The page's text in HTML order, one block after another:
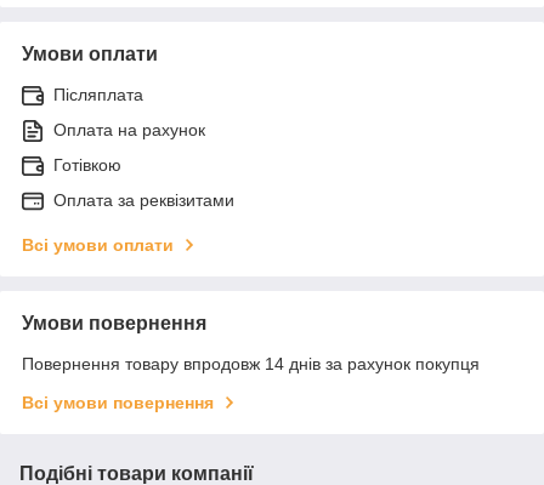
Умови оплати
Післяплата
Оплата на рахунок
Готівкою
Оплата за реквізитами
Всі умови оплати
Умови повернення
Повернення товару впродовж 14 днів за рахунок покупця
Всі умови повернення
Подібні товари компанії